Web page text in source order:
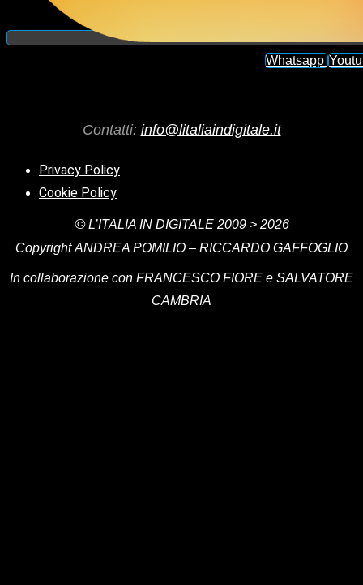
Whatsapp
Contatti: info@litaliaindigitale.it
Privacy Policy
Cookie Policy
© L’ITALIA IN DIGITALE2009 > 2026
CopyrightANDREA POMILIO – RICCARDO GAFFOGLIO
In collaborazione con FRANCESCO FIORE e SALVATORE
CAMBRIA